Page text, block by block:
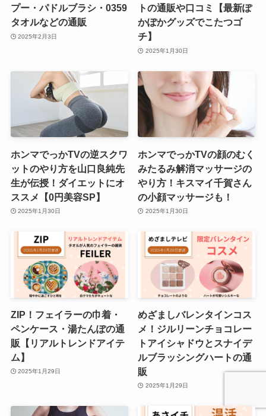
プー・パドルブラシ・0359
タオルなどの通販
2025年2月3日
トの通販や口コミ【最新ぽ
かぽかグッズでこたつゴ
チ】
2025年1月30日
ホンマでっかTVの逆スクワ
ットのやり方を山口良純先
生が伝授！ダイエットにオ
ススメ【0円美容SP】
2025年1月30日
ホンマでっかTVの顔のむく
みたるみ解消マッサージの
やり方！キスマイ千賀さん
の小顔マッサージも！
2025年1月30日
ZIP！フェイラーの巾着・
ペンケース・湯たんぽの通
販【リアルトレンドアイテ
ム】
2025年1月29日
めざましバレンタインコス
メ！ジルリーンチョコレー
トアイシャドウとスナイデ
ルブラッシングハートの通
販
2025年1月29日